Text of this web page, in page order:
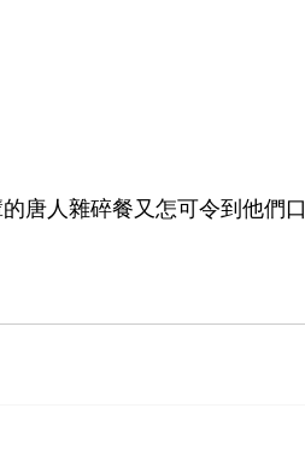
唐人雜碎餐又怎可令到他們口